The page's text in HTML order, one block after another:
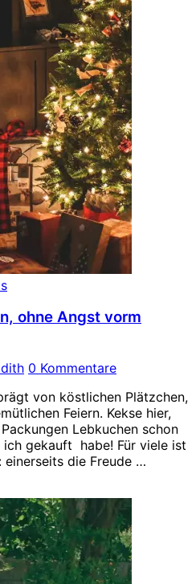
ohne Angst vorm
0 Kommentare
von köstlichen Plätzchen,
Feiern. Kekse hier,
Lebkuchen schon
gekauft habe! Für viele ist
die Freude …